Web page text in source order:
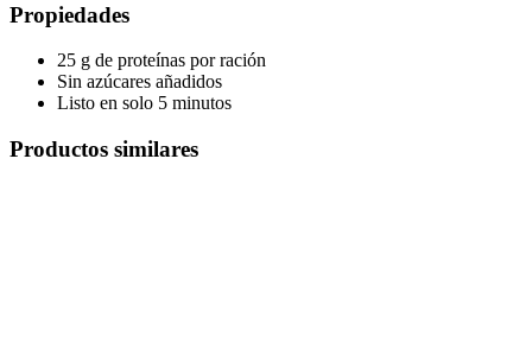
Propiedades
25 g de proteínas por ración
Sin azúcares añadidos
Listo en solo 5 minutos
Productos similares